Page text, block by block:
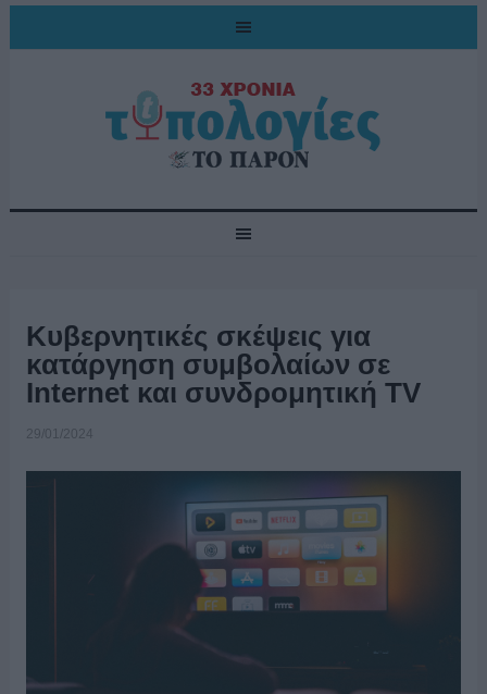
Κυβερνητικές σκέψεις για
κατάργηση συμβολαίων σε
Internet και συνδρομητική TV
29/01/2024